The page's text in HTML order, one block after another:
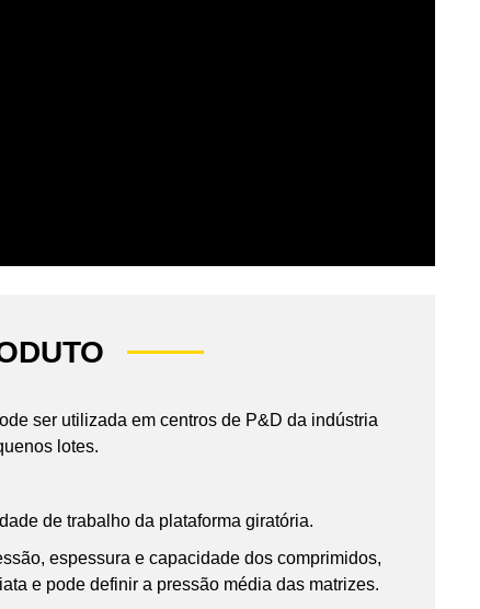
ser utilizada em centros de P&D da indústria
lotes.
de trabalho da plataforma giratória.
espessura e capacidade dos comprimidos,
e pode definir a pressão média das matrizes.